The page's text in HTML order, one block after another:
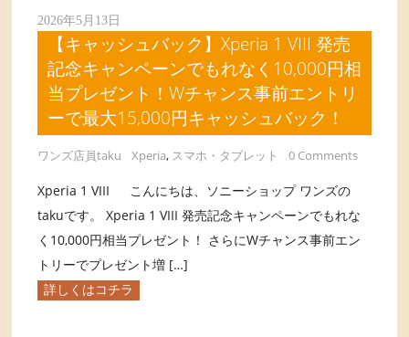
2026年5月13日
【キャッシュバック】Xperia 1 VIII 発売
記念キャンペーンでもれなく10,000円相
当プレゼント！Wチャンス事前エントリ
ーで最大15,000円キャッシュバック！
ワンズ店員taku Xperia, スマホ・タブレット 0 Comments
Xperia 1 VIII こんにちは、ソニーショップ ワンズの
takuです。 Xperia 1 VIII 発売記念キャンペーンでもれな
く10,000円相当プレゼント！ さらにWチャンス事前エン
トリーでプレゼント増 […]
詳しくはコチラ